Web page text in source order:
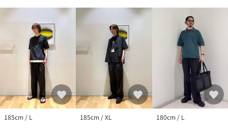
185cm / L 185cm / XL 180cm / L